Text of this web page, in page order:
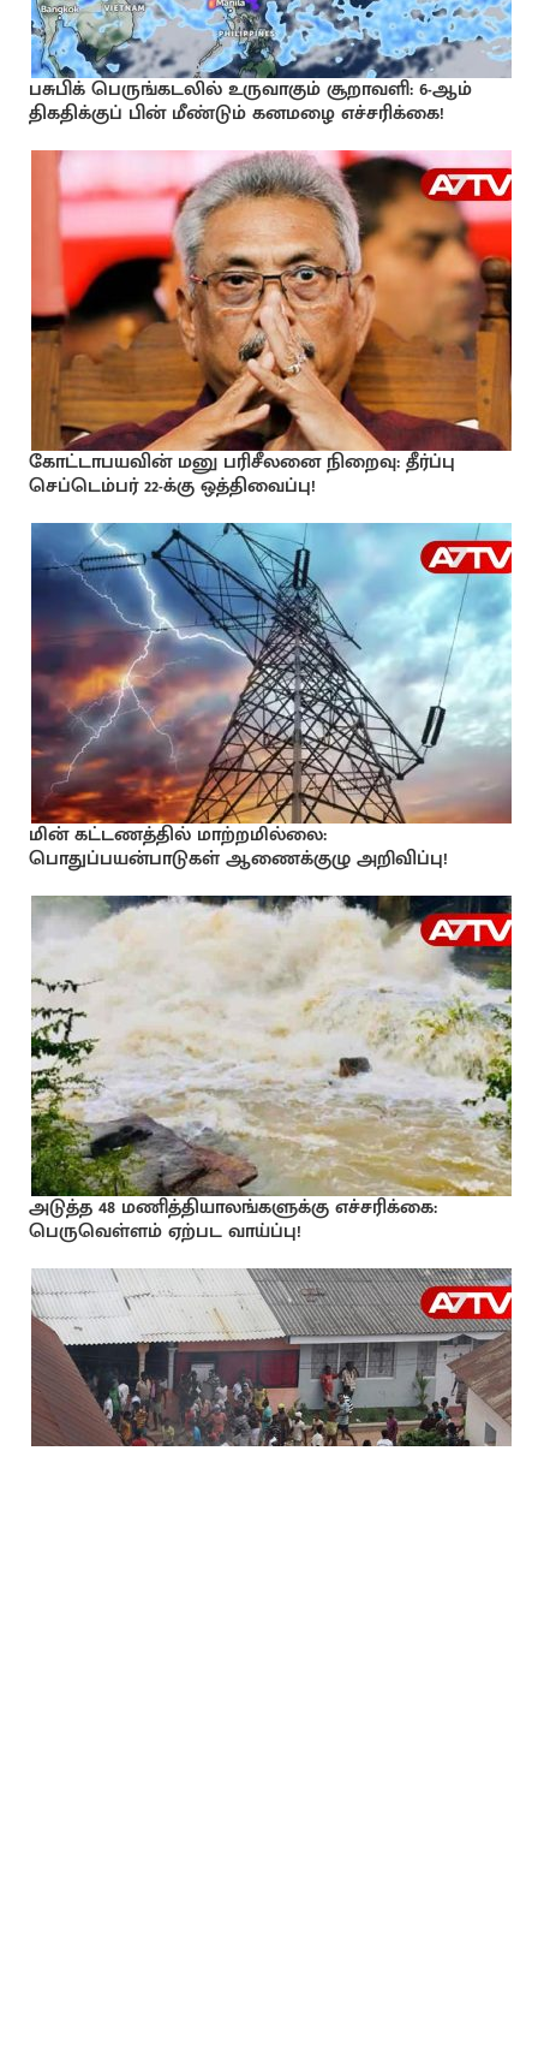
பசுபிக் பெருங்கடலில் உருவாகும் சூறாவளி: 6-ஆம்
திகதிக்குப் பின் மீண்டும் கனமழை எச்சரிக்கை!
கோட்டாபயவின் மனு பரிசீலனை நிறைவு: தீர்ப்பு
செப்டெம்பர் 22-க்கு ஒத்திவைப்பு!
மின் கட்டணத்தில் மாற்றமில்லை:
பொதுப்பயன்பாடுகள் ஆணைக்குழு அறிவிப்பு!
அடுத்த 48 மணித்தியாலங்களுக்கு எச்சரிக்கை:
பெருவெள்ளம் ஏற்பட வாய்ப்பு!